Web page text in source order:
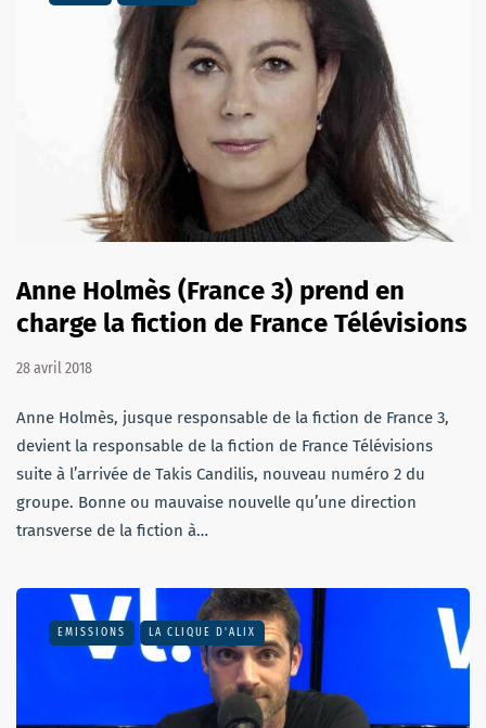
Anne Holmès (France 3) prend en
charge la fiction de France Télévisions
28 avril 2018
Anne Holmès, jusque responsable de la fiction de France 3,
devient la responsable de la fiction de France Télévisions
suite à l’arrivée de Takis Candilis, nouveau numéro 2 du
groupe. Bonne ou mauvaise nouvelle qu’une direction
transverse de la fiction à…
EMISSIONS LA CLIQUE D'ALIX